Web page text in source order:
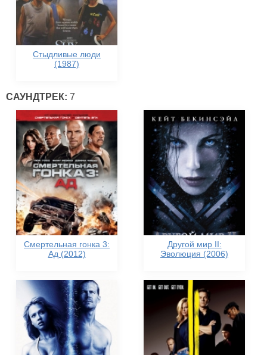
Стыдливые люди
(1987)
САУНДТРЕК: 7
Смертельная гонка 3:
Ад (2012)
Другой мир II:
Эволюция (2006)